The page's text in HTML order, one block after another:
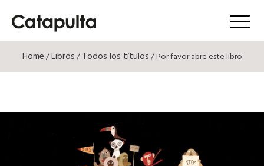
Menú
Home/Libros/Todos los títulos/ Por favor abre este libro